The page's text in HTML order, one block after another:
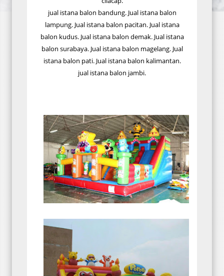
jual istana balon bandung. Jual istana balon
lampung. Jual istana balon pacitan. Jual istana
balon kudus. Jual istana balon demak. Jual istana
balon surabaya. Jual istana balon magelang. Jual
istana balon pati. Jual istana balon kalimantan.
jual istana balon jambi.